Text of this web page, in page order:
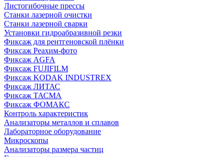
Листогибочные прессы
Станки лазерной очистки
Станки лазерной сварки
Установки гидроабразивной резки
Фиксаж для рентгеновской плёнки
Фиксаж Реахим-фото
Фиксаж AGFA
Фиксаж FUJIFILM
Фиксаж KODAK INDUSTREX
Фиксаж ЛИТАС
Фиксаж ТАСМА
Фиксаж ФОМАКС
Контроль характеристик
Анализаторы металлов и сплавов
Лабораторное оборудование
Микроскопы
Анализаторы размера частиц